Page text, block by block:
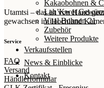
Kakaobohnen &
Lah’Kwet
Vital Bohnen 21
Zubehör
Weitere Produkte
Verkaufsstellen
News & Einblicke
Kontakt
Utamtsi – das ist von Hand
gewachsen im Hochland
Service
FAQ
Versand
Händlerformular